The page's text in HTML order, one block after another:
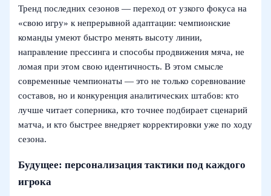
Тренд последних сезонов — переход от узкого фокуса на
«свою игру» к непрерывной адаптации: чемпионские
команды умеют быстро менять высоту линии,
направление прессинга и способы продвижения мяча, не
ломая при этом свою идентичность. В этом смысле
современные чемпионаты — это не только соревнование
составов, но и конкуренция аналитических штабов: кто
лучше читает соперника, кто точнее подбирает сценарий
матча, и кто быстрее внедряет корректировки уже по ходу
сезона.
Будущее: персонализация тактики под каждого
игрока